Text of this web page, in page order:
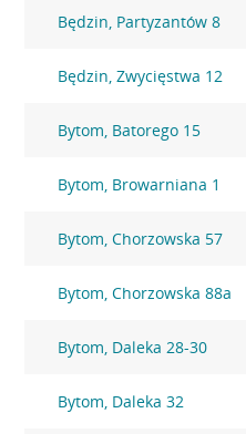
Będzin, Partyzantów 8
Będzin, Zwycięstwa 12
Bytom, Batorego 15
Bytom, Browarniana 1
Bytom, Chorzowska 57
Bytom, Chorzowska 88a
Bytom, Daleka 28-30
Bytom, Daleka 32